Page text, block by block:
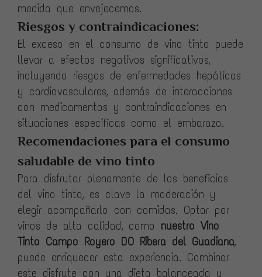
medida que envejecemos.
Riesgos y contraindicaciones:
El exceso en el consumo de vino tinto puede
llevar a efectos negativos significativos,
incluyendo riesgos de enfermedades hepáticas
y cardiovasculares, además de interacciones
con medicamentos y contraindicaciones en
situaciones específicas como el embarazo.
Recomendaciones para el consumo
saludable de vino tinto
Para disfrutar plenamente de los beneficios
del vino tinto, es clave la moderación y
elegir acompañarlo con comidas. Optar por
vinos de alta calidad, como nuestro Vino
Tinto Campo Royero DO Ribera del Guadiana,
puede enriquecer esta experiencia. Combinar
este disfrute con una dieta balanceada y